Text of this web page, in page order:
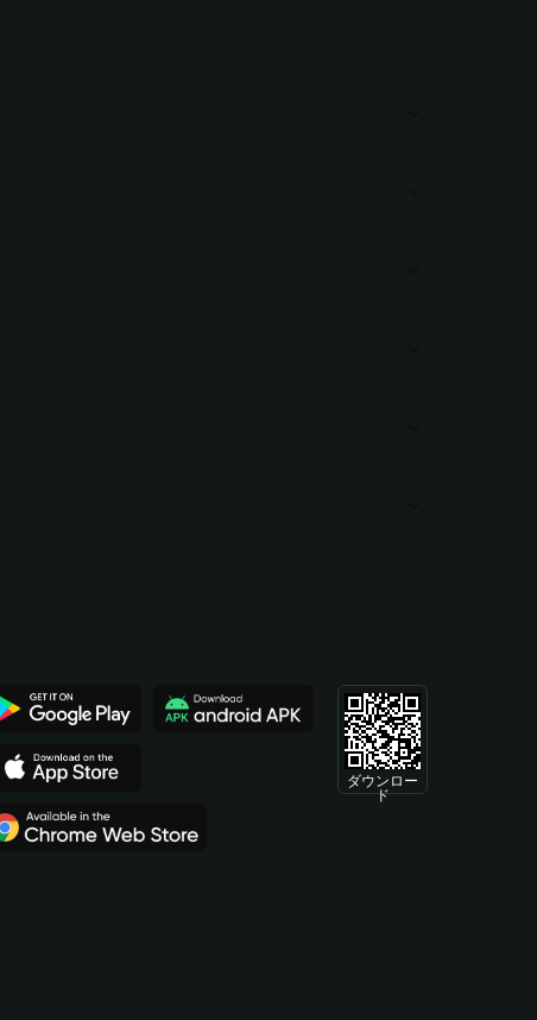
ダウンロー
ド